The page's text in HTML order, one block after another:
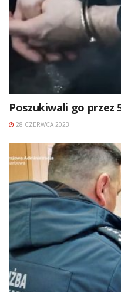
Poszukiwali go przez
28 CZERWCA 2023